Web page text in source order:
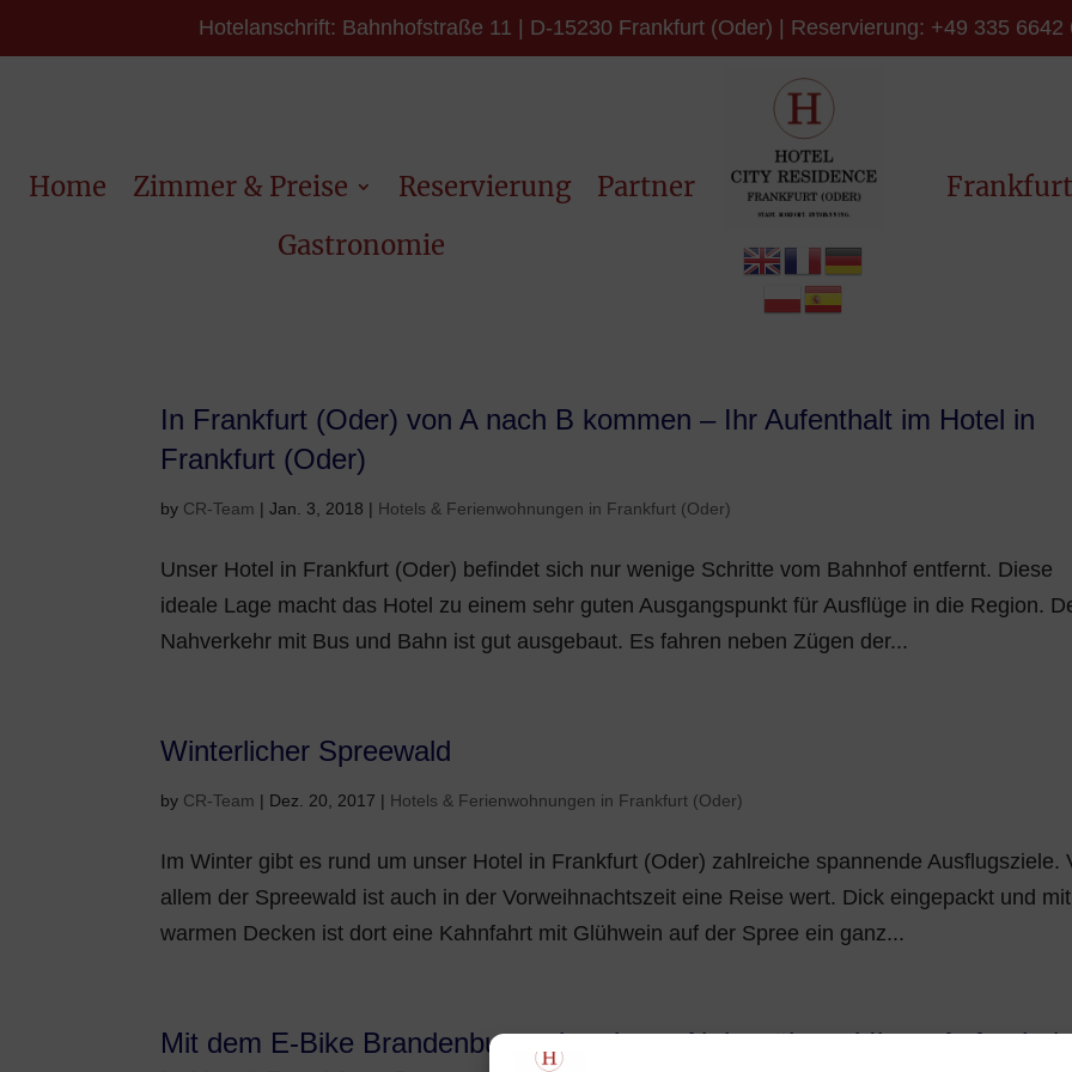
Hotelanschrift: Bahnhofstraße 11 | D-15230 Frankfurt (Oder) | Reservierung: +49 335
Home Zimmer & Preise Reservierung
Partner
Gastronomie
Frankfurt
In Frankfurt (Oder) von A nach B kommen – Ihr Aufenthalt im Hotel in
Frankfurt (Oder)
by CR-Team |Jan. 3, 2018 | Hotels & Ferienwohnungen in Frankfurt (Oder)
Unser Hotel in Frankfurt (Oder) befindet sich nur wenige Schritte vom Bahnhof entfernt. Diese
ideale Lage macht das Hotel zu einem sehr guten Ausgangspunkt für Ausflüge in die Region.
Nahverkehr mit Bus und Bahn ist gut ausgebaut. Es fahren neben Zügen der...
Winterlicher Spreewald
by CR-Team | Dez. 20, 2017 | Hotels & Ferienwohnungen in Frankfurt (Oder)
Im Winter gibt es rund um unser Hotel in Frankfurt (Oder) zahlreiche spannende Ausflugsziele.
allem der Spreewald ist auch in der Vorweihnachtszeit eine Reise wert. Dick eingepackt und mit
warmen Decken ist dort eine Kahnfahrt mit Glühwein auf der Spree ein ganz...
Mit dem E-Bike Brandenburg erkunden – Aktiv während Ihres